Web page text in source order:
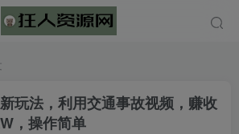
玩法，利用交通事故视频，赚收
，操作简单